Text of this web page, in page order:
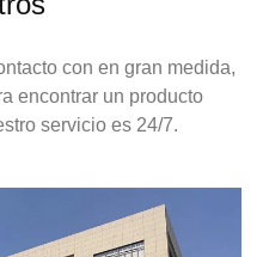
con en gran medida,
encontrar un producto
servicio es 24/7.